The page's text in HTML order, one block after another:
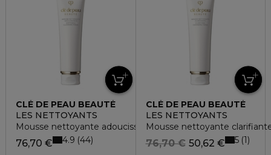
CLÉ DE PEAU BEAUTÉ
LES NETTOYANTS
Mousse nettoyante adoucissante
76,70 € 4.9 44
CLÉ DE PEAU BEAUTÉ
LES NETTOYANTS
Mousse nettoyante
50,62 €
76,70 € 5 1